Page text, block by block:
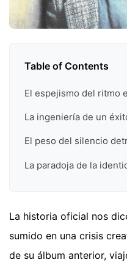
Table of Contents
El espejismo del ritmo
La ingeniería de un
El peso del silencio
La paradoja de la
La historia oficial nos
sumido en una crisis
de su álbum anterior,